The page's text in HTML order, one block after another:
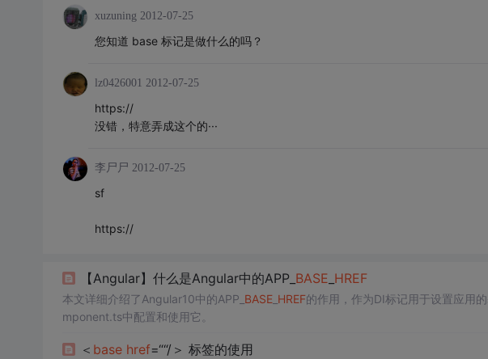
xuzuning 2012-07-25
您知道 base 标记是做什么的吗？
lz0426001 2012-07-25
https://
没错，特意弄成这个的···
李尸尸 2012-07-25
sf
https://
【Angular】什么是Angular中的APP_ BASE HREF
本文详细介绍了Angular10中的APP_ BASE_ HREF的作用，作为DI标记用于设置应用
mponent.ts中配置和使用它。
＜ base href=““/＞ 标签的使用